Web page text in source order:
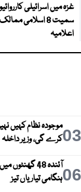
غزہ میں اسرائیلی
سمیت 8 اسلامی
اعلامیہ
03موجودہ نظام کہیں
کرے گی، وزیر داخلہ
06
آئندہ 48
ہنگامی تیاریاں تیز